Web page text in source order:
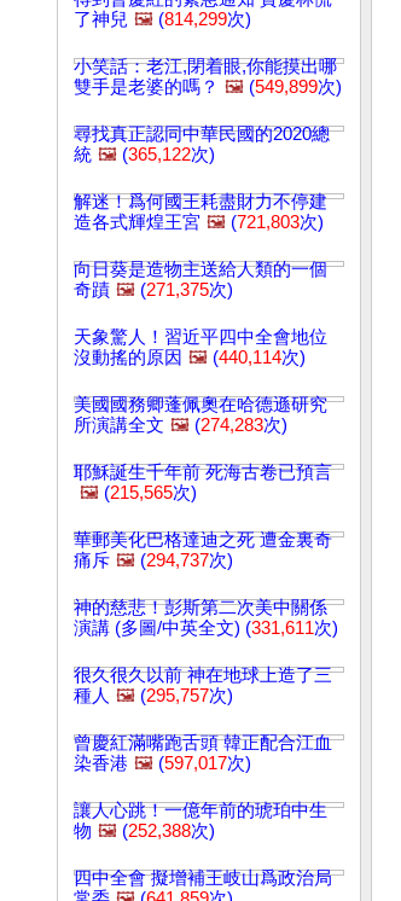
了神兒 🖼️ (814,299次)
小笑話：老江,閉着眼,你能摸出哪
雙手是老婆的嗎？ 🖼️ (549,899次)
尋找真正認同中華民國的2020總
統 🖼️ (365,122次)
解迷！爲何國王耗盡財力不停建
造各式輝煌王宮 🖼️ (721,803次)
向日葵是造物主送給人類的一個
奇蹟 🖼️ (271,375次)
天象驚人！習近平四中全會地位
沒動搖的原因 🖼️ (440,114次)
美國國務卿蓬佩奧在哈德遜研究
所演講全文 🖼️ (274,283次)
耶穌誕生千年前 死海古卷已預言
🖼️ (215,565次)
華郵美化巴格達迪之死 遭金裏奇
痛斥 🖼️ (294,737次)
神的慈悲！彭斯第二次美中關係
演講 (多圖/中英全文) (331,611次)
很久很久以前 神在地球上造了三
種人 🖼️ (295,757次)
曾慶紅滿嘴跑舌頭 韓正配合江血
染香港 🖼️ (597,017次)
讓人心跳！一億年前的琥珀中生
物 🖼️ (252,388次)
四中全會 擬增補王岐山爲政治局